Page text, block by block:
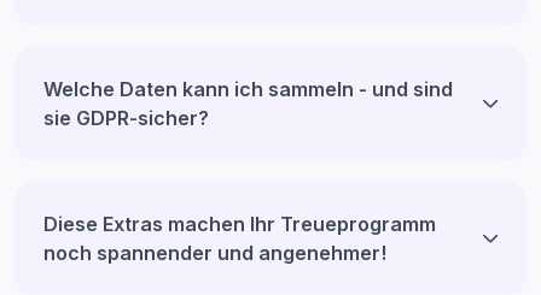
Welche Daten kann ich sammeln - und sind
sie GDPR-sicher?
Diese Extras machen Ihr Treueprogramm
noch spannender und angenehmer!